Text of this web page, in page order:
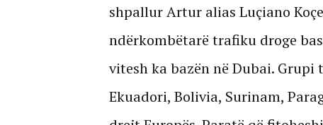
shpallur Artur alias Luçiano
ndërkombëtarë trafiku droge
vitesh ka bazën në Dubai.
Ekuadori, Bolivia, Surinam,